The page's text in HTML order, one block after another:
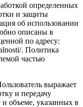
определенных
и защиты
об использовании
описаны в
по адресу:
. Политика
частью
выражает
и передачу
объеме, указанных в